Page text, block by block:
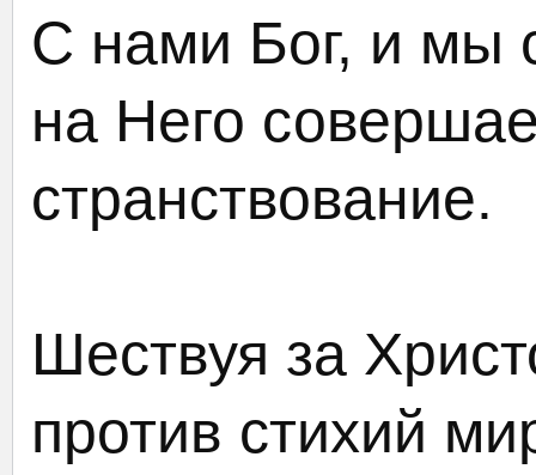
С нами Бог, и мы
на Него
странствование.
Шествуя за
против стихий